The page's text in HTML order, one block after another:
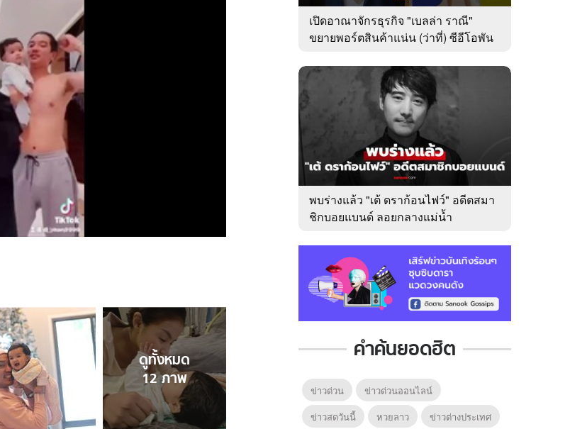
ดูทั้งหมด
12ภาพ
เปิดอาณาจักรธุรกิจ "เบลล่า ราณี"
ขยายพอร์ตสินค้าแน่น (ว่าที่) ซีอีโอพัน
พบร่างแล้ว "เต้ ดราก้อนไฟว์" อดีตสมา
ชิกบอยแบนด์ ลอยกลางแม่น้ำ
คำค้นยอดฮิต
ข่าวด่วน
ข่าวด่วนออนไลน์
ข่าวสดวันนี้
หวยลาว
ข่าวต่างประเทศ